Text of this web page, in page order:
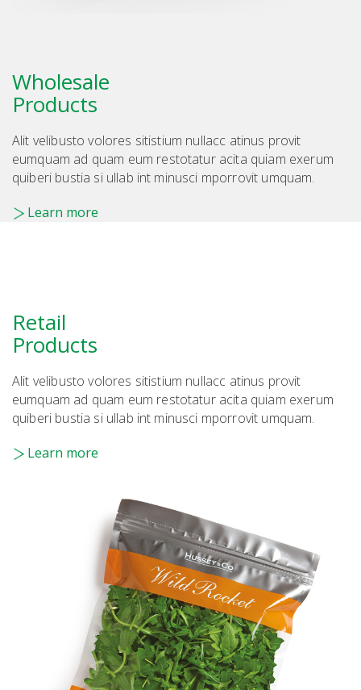
Wholesale
Products
Alit velibusto volores sitistium nullacc atinus provit
eumquam ad quam eum restotatur acita quiam exerum
quiberi bustia si ullab int minusci mporrovit umquam.
Learn more
Retail
Products
Alit velibusto volores sitistium nullacc atinus provit
eumquam ad quam eum restotatur acita quiam exerum
quiberi bustia si ullab int minusci mporrovit umquam.
Learn more